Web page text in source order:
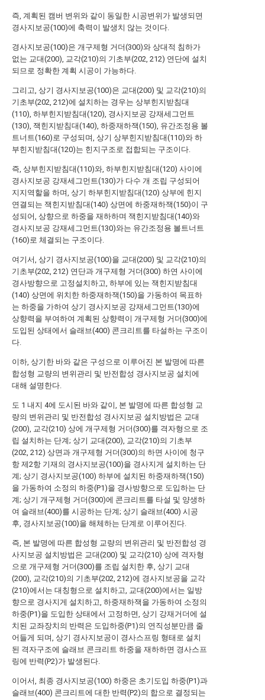
즉, 계획된 캠버 변위와 같이 동일한 시공변위가 발생되면
경사지보공(100)에 축력이 발생치 않는 것이다.
경사지보공(100)은 개구제형 거더(300)와 상대적 침하가
없는 교대(200), 교각(210)의 기초부(202, 212) 연단에 설치
되므로 정확한 계획 시공이 가능하다.
그리고, 상기 경사지보공(100)은 교대(200) 및 교각(210)의
기초부(202, 212)에 설치하는 경우는 상부힌지받침대
(110), 하부힌지받침대(120), 경사지보공 강재세그먼트
(130), 잭힌지받침대(140), 하중재하잭(150), 유간조정용 볼
트너트(160)로 구성되며, 상기 상부힌지받침대(110)와 하
부힌지받침대(120)는 힌지구조로 접합되는 구조이다.
즉, 상부힌지받침대(110)와, 하부힌지받침대(120) 사이에
경사지보공 강재세그먼트(130)가 다수 개 조립 구성되어
지지역할을 하며, 상기 하부힌지받침대(120) 상부에 힌지
연결되는 잭힌지받침대(140) 상면에 하중재하잭(150)이 구
성되어, 상향으로 하중을 재하하며 잭힌지받침대(140)와
경사지보공 강재세그먼트(130)와는 유간조정용 볼트너트
(160)로 체결되는 구조이다.
여기서, 상기 경사지보공(100)을 교대(200) 및 교각(210)의
기초부(202, 212) 연단과 개구제형 거더(300) 하연 사이에
경사방향으로 고정설치하고, 하부에 있는 잭힌지받침대
(140) 상면에 위치한 하중재하잭(150)을 가동하여 목표하
는 하중을 가하여 상기 경사지보공 강재세그먼트(130)에
상향력을 부여하여 계획된 상향력이 개구제형 거더(300)에
도입된 상태에서 슬래브(400) 콘크리트를 타설하는 구조이
다.
이하, 상기한 바와 같은 구성으로 이루어진 본 발명에 따른
합성형 교량의 변위관리 및 반전합성 경사지보공 설치에
대해 설명한다.
도 1 내지 4에 도시된 바와 같이, 본 발명에 따른 합성형 교
량의 변위관리 및 반전합성 경사지보공 설치방법은 교대
(200), 교각(210) 상에 개구제형 거더(300)를 격자형으로 조
립 설치하는 단계; 상기 교대(200), 교각(210)의 기초부
(202, 212) 상면과 개구제형 거더(300)의 하면 사이에 청구
항 제2항 기재의 경사지보공(100)을 경사지게 설치하는 단
계; 상기 경사지보공(100) 하부에 설치된 하중재하잭(150)
을 가동하여 소정의 하중(P1)을 경사방향으로 도입하는 단
계; 상기 개구제형 거더(300)에 콘크리트를 타설 및 양생하
여 슬래브(400)를 시공하는 단계; 상기 슬래브(400) 시공
후, 경사지보공(100)을 해체하는 단계로 이루어진다.
즉, 본 발명에 따른 합성형 교량의 변위관리 및 반전합성 경
사지보공 설치방법은 교대(200) 및 교각(210) 상에 격자형
으로 개구제형 거더(300)를 조립 설치한 후, 상기 교대
(200), 교각(210)의 기초부(202, 212)에 경사지보공을 교각
(210)에서는 대칭형으로 설치하고, 교대(200)에서는 일방
향으로 경사지게 설치하고, 하중재하잭을 가동하여 소정의
하중(P1)을 도입한 상태에서 고정하면, 상기 강재거더에 설
치된 교좌장치의 반력은 도입하중(P1)의 연직성분만큼 줄
어들게 되며, 상기 경사지보공이 경사스프링 형태로 설치
된 격자구조에 슬래브 콘크리트 하중을 재하하면 경사스프
링에 반력(P2)가 발생된다.
이어서, 최종 경사지보공(100) 하중은 초기도입 하중(P1)과
슬래브(400) 콘크리트에 대한 반력(P2)의 합으로 결정되는